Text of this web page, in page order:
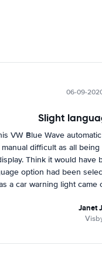
06-09-
Slight
VW Blue Wave
difficult as all being
Think it would have
option had been
a car warning light came
came out to a garage
inflated the tyres for me.
Janet